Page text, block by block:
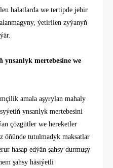
halatlarda we tertipde jebir
ýetirilen zyýanyň
ynsanlyk mertebesine we
amala aşyrylan mahaly
ynsanlyk mertebesini
çözgütler we hereketler
öňünde tutulmadyk maksatlar
hasap edýän şahsy durmuşy
şahsy häsiýetli